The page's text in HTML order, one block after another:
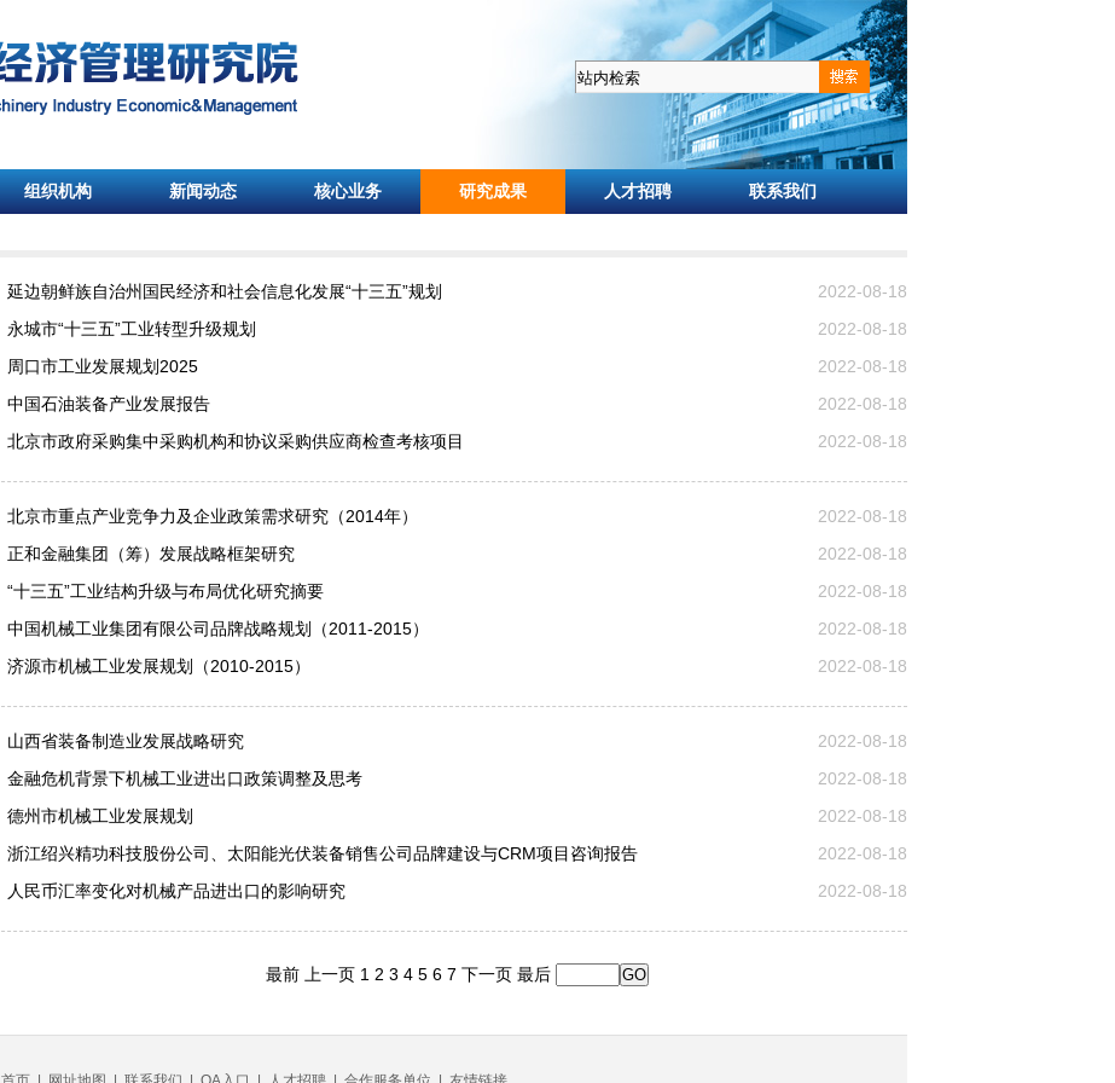
组织机构 新闻动态 核心业务 研究成果 人才招聘 联系我们
延边朝鲜族自治州国民经济和社会信息化发展“十三五”规划
2022-08-18
永城市“十三五”工业转型升级规划
2022-08-18
周口市工业发展规划2025
2022-08-18
中国石油装备产业发展报告
2022-08-18
北京市政府采购集中采购机构和协议采购供应商检查考核项目
2022-08-18
北京市重点产业竞争力及企业政策需求研究（2014年）
2022-08-18
正和金融集团（筹）发展战略框架研究
2022-08-18
“十三五”工业结构升级与布局优化研究摘要
2022-08-18
中国机械工业集团有限公司品牌战略规划（2011-2015）
2022-08-18
济源市机械工业发展规划（2010-2015）
2022-08-18
山西省装备制造业发展战略研究
2022-08-18
金融危机背景下机械工业进出口政策调整及思考
2022-08-18
德州市机械工业发展规划
2022-08-18
浙江绍兴精功科技股份公司、太阳能光伏装备销售公司品牌建设与CRM项目咨询报告
2022-08-18
人民币汇率变化对机械产品进出口的影响研究
2022-08-18
最前 上一页 1 2 3 4 5 6 7 下一页 最后